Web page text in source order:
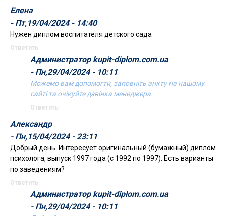
Елена
- Пт,19/04/2024 - 14:40
Нужен диплом воспитателя детского сада
Ответить
Администратор kupit-diplom.com.ua
- Пн,29/04/2024 - 10:11
Можемо вам допомогти, заповніть анкту на нашому
сайті та очікуйте дзвінка менеджера.
Ответить
Александр
- Пн,15/04/2024 - 23:11
Добрый день. Интересует оригинальный (бумажный) диплом
психолога, выпуск 1997 года (с 1992 по 1997). Есть варианты
по заведениям?
Ответить
Администратор kupit-diplom.com.ua
- Пн,29/04/2024 - 10:11